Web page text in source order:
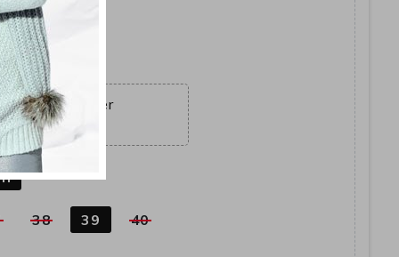
ajánlat véget ér
14:50:55
38 39 40